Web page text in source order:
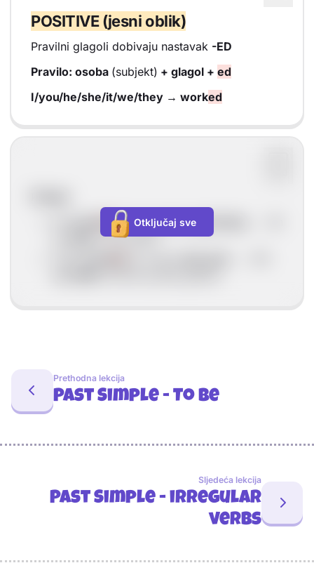
POSITIVE (jesni oblik)
Pravilni glagoli dobivaju nastavak -ED
Pravilo: osoba (subjekt) + glagol + ed
I/you/he/she/it/we/they → worked
edin the gardenyesterday
u vrtu jučer.
Otključaj sve
Prethodna lekcija
Past Simple - To be
Sljedeća lekcija
Past Simple - irregular
verbs